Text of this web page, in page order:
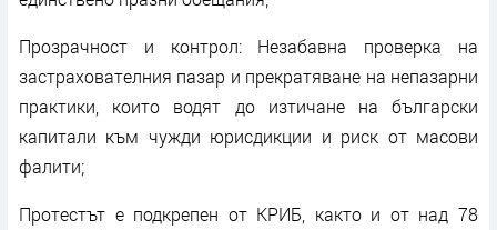
Прозрачност и контрол: Незабавна проверка на
застрахователния пазар и прекратяване на непазарни
практики, които водят до изтичане на български
капитали към чужди юрисдикции и риск от масови
фалити;
Протестът е подкрепен от КРИБ, както и от над 78